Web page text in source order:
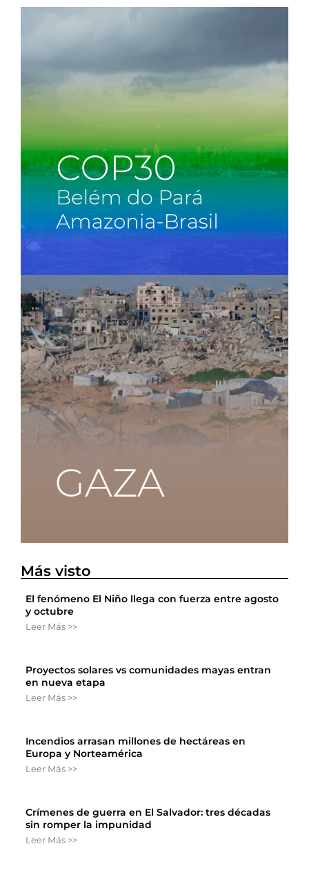
Más visto
El fenómeno El Niño llega con fuerza entre agosto
y octubre
Leer Más >>
Proyectos solares vs comunidades mayas entran
en nueva etapa
Leer Más >>
Incendios arrasan millones de hectáreas en
Europa y Norteamérica
Leer Más >>
Crímenes de guerra en El Salvador: tres décadas
sin romper la impunidad
Leer Más >>